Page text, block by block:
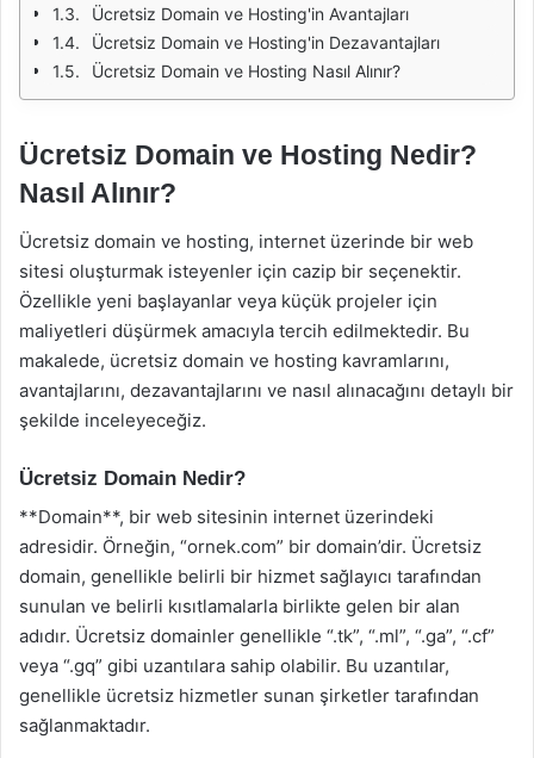
Ücretsiz Domain ve Hosting'in Avantajları
Ücretsiz Domain ve Hosting'in Dezavantajları
Ücretsiz Domain ve Hosting Nasıl Alınır?
Ücretsiz Domain ve Hosting Nedir?
Nasıl Alınır?
Ücretsiz domain ve hosting, internet üzerinde bir web
sitesi oluşturmak isteyenler için cazip bir seçenektir.
Özellikle yeni başlayanlar veya küçük projeler için
maliyetleri düşürmek amacıyla tercih edilmektedir. Bu
makalede, ücretsiz domain ve hosting kavramlarını,
avantajlarını, dezavantajlarını ve nasıl alınacağını detaylı bir
şekilde inceleyeceğiz.
Ücretsiz Domain Nedir?
**Domain**, bir web sitesinin internet üzerindeki
adresidir. Örneğin, “ornek.com” bir domain’dir. Ücretsiz
domain, genellikle belirli bir hizmet sağlayıcı tarafından
sunulan ve belirli kısıtlamalarla birlikte gelen bir alan
adıdır. Ücretsiz domainler genellikle “.tk”, “.ml”, “.ga”, “.cf”
veya “.gq” gibi uzantılara sahip olabilir. Bu uzantılar,
genellikle ücretsiz hizmetler sunan şirketler tarafından
sağlanmaktadır.